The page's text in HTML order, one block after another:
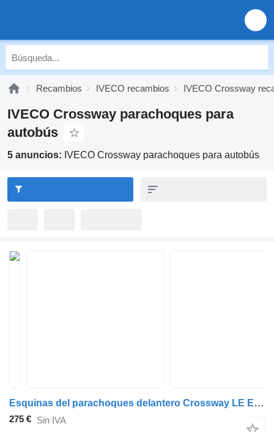
Recambios IVECO recambios IVECO Crossway
IVECO Crossway parachoques para
autobús
5 anuncios: IVECO Crossway parachoques para autobús
Esquinas del parachoques delantero Crossway LE EB-IVC1203 EB-IVC1204 para IVECO Crossway LE autobús
275 € Sin IVA